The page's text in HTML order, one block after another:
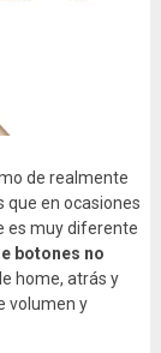
de realmente
que en ocasiones
es muy diferente
botones no
home, atrás y
volumen y